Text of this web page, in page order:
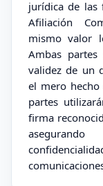
jurídica de las
Afiliación
mismo valor
Ambas
validez de un
el mero
partes
firma